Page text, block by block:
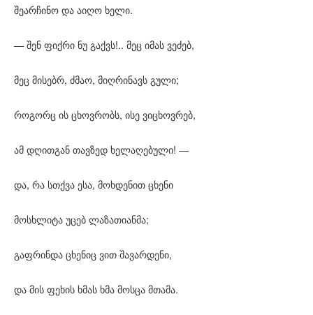
შეარჩინო და აიღო ხელი.
— შენ ფიქრი ნუ გაქვს!.. მეც იმას ვეძებ,
მეც მისებრ, ძმაო, მიღრინავს გული;
როგორც ის ცხოვრობს, ისე ვიცხოვრებ,
ამ დღითგან თავზედ ხელაღებული! —
და, რა სთქვა ესა, მოხდენით ცხენი
მოსხლიტა უცებ ლაზათიანმა;
გაფრინდა ცხენიც ვით შავარდენი,
და მის ფეხის ხმას ხმა მოსცა მთამა.